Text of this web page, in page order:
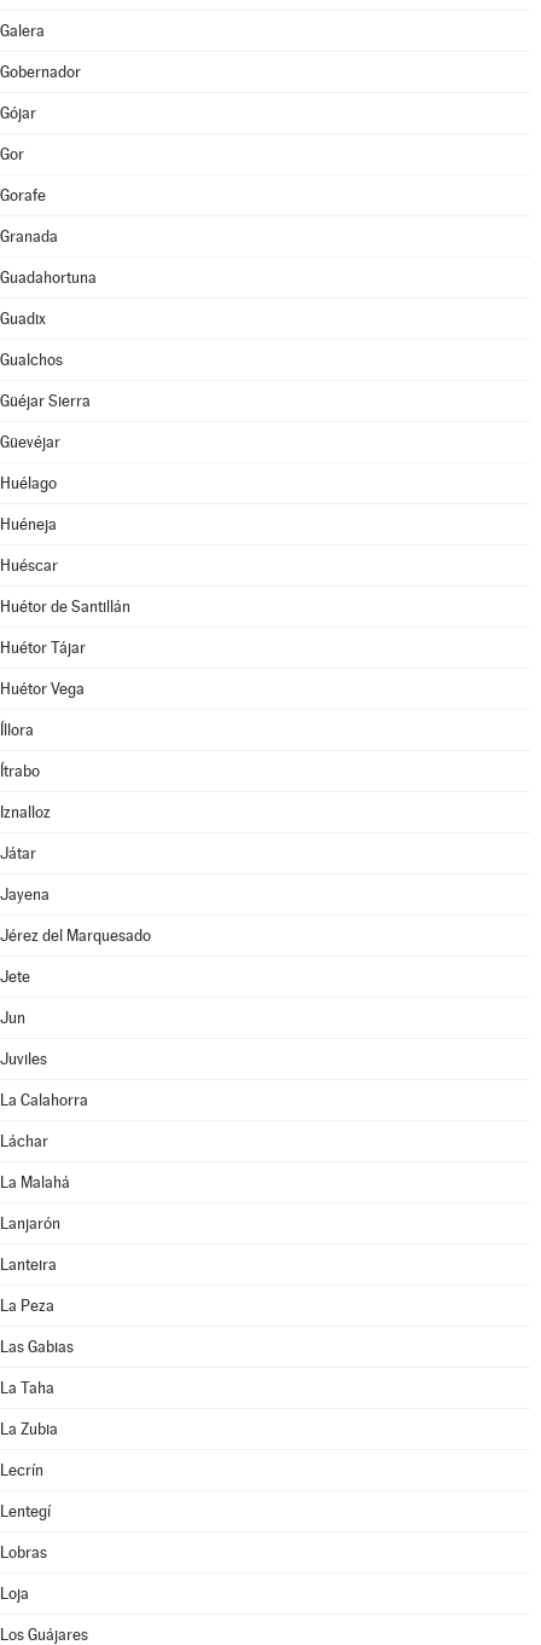
Galera
Gobernador
Gójar
Gor
Gorafe
Granada
Guadahortuna
Guadix
Gualchos
Güéjar Sierra
Güevéjar
Huélago
Huéneja
Huéscar
Huétor de Santillán
Huétor Tájar
Huétor Vega
Íllora
Ítrabo
Iznalloz
Játar
Jayena
Jérez del Marquesado
Jete
Jun
Juviles
La Calahorra
Láchar
La Malahá
Lanjarón
Lanteira
La Peza
Las Gabias
La Taha
La Zubia
Lecrín
Lentegí
Lobras
Loja
Los Guájares